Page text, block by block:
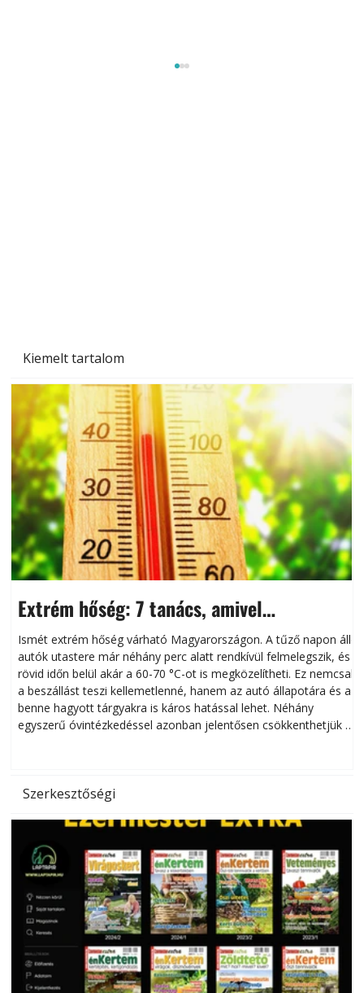
Kiemelt tartalom
Extrém hőség: 7 tanács, amivel
megóvhatjuk autónkat a nyári károktól
Ismét extrém hőség várható Magyarországon. A tűző napon álló
autók utastere már néhány perc alatt rendkívül felmelegszik, és
rövid időn belül akár a 60-70 °C-ot is megközelítheti. Ez nemcsak
a beszállást teszi kellemetlenné, hanem az autó állapotára és a
benne hagyott tárgyakra is káros hatással lehet. Néhány
egyszerű óvintézkedéssel azonban jelentősen csökkenthetjük a
Szerkesztőségi